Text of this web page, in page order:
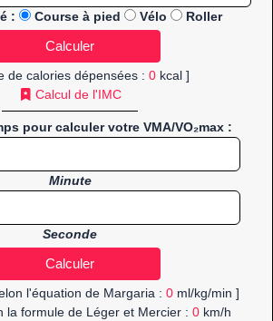
: Course à pied Vélo Roller
de calories dépensées : 0kcal ]
Calcul de l'IMC
pour calculer votre VMA/VO₂max :
Minute
Seconde
l'équation de Margaria : 0 ml/kg/min ]
la formule de Léger et Mercier : 0km/h